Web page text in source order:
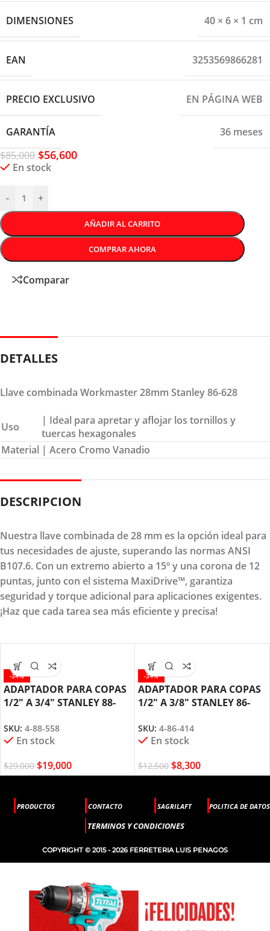
DIMENSIONES 40 × 6 × 1 cm
EAN 3253569866281
PRECIO EXCLUSIVO EN PÁGINA WEB
GARANTÍA
36 meses
$85,000 $56,600
En stock
- +
AÑADIR AL CARRITO
COMPRAR AHORA
Comparar
DETALLES
Llave combinada Workmaster 28mm Stanley 86-628
Uso
| Ideal para apretar y aflojar los tornillos y
tuercas hexagonales
Material | Acero Cromo Vanadio
DESCRIPCION
Nuestra llave combinada de 28 mm es la opción ideal para
tus necesidades de ajuste, superando las normas ANSI
B107.6. Con un extremo abierto a 15º y una corona de 12
puntas, junto con el sistema MaxiDrive™, garantiza
seguridad y torque adicional para aplicaciones exigentes.
¡Haz que cada tarea sea más eficiente y precisa!
-34%
ADAPTADOR PARA COPAS
1/2″ A 3/4″ STANLEY 88-
SKU: 4-88-558
En stock
$29,000 $19,000
-34%
ADAPTADOR PARA COPAS
1/2″ A 3/8″ STANLEY 86-
SKU: 4-86-414
En stock
$12,500 $8,300
PRODUCTOS CONTACTO SAGRILAFT POLITICA DE DATOS
TERMINOS Y CONDICIONES
COPYRIGHT © 2015 - 2026 FERRETERIA LUIS PENAGOS